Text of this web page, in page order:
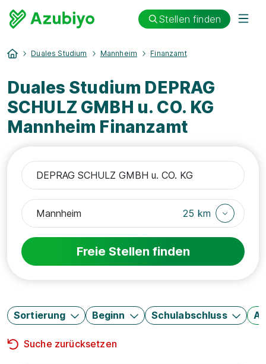
Stellen finden
Duales Studium Mannheim Finanzamt
Duales Studium DEPRAG
SCHULZ GMBH u. CO. KG
Mannheim Finanzamt
25 km
Freie Stellen finden
Sortierung Beginn Schulabschluss
Suche zurücksetzen